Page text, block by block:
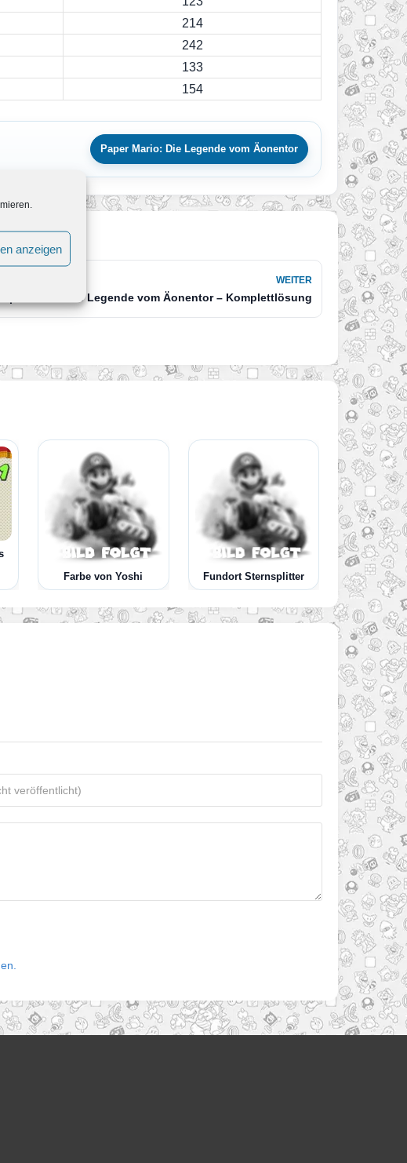
anzeigen
214
242
133
154
Paper Mario: Die Legende vom Äonentor
WEITER
Paper Mario: Die Legende vom Äonentor – Komplettlösung
Farbe von Yoshi
Fundort Sternsplitter